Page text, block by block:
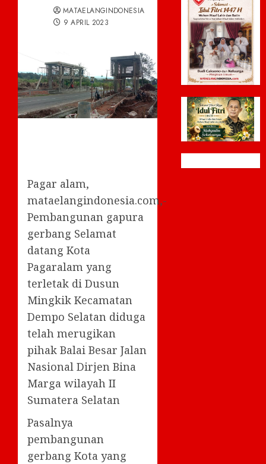
MATAELANGINDONESIA
9 APRIL 2023
Pagar alam,
mataelangindonesia.com,-
Pembangunan gapura
gerbang Selamat
datang Kota
Pagaralam yang
terletak di Dusun
Mingkik Kecamatan
Dempo Selatan diduga
telah merugikan
pihak Balai Besar Jalan
Nasional Dirjen Bina
Marga wilayah II
Sumatera Selatan
Pasalnya
pembangunan
gerbang Kota yang